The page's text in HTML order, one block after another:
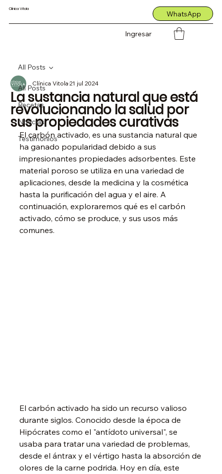
Clínica Vitola
WhatsApp
Ingresar
All Posts
Recetas
Noticias
Testimonios
All Posts
La sustancia natural que está
revolucionando la salud por
sus propiedades curativas
Clínica Vitola21 jul 2024
El carbón activado, es una sustancia natural que
ha ganado popularidad debido a sus
impresionantes propiedades adsorbentes. Este
material poroso se utiliza en una variedad de
aplicaciones, desde la medicina y la cosmética
hasta la purificación del agua y el aire. A
continuación, exploraremos qué es el carbón
activado, cómo se produce, y sus usos más
comunes.
El carbón activado ha sido un recurso valioso
durante siglos. Conocido desde la época de
Hipócrates como el "antídoto universal", se
usaba para tratar una variedad de problemas,
desde el ántrax y el vértigo hasta la absorción de
olores de la carne podrida. Hoy en día, este